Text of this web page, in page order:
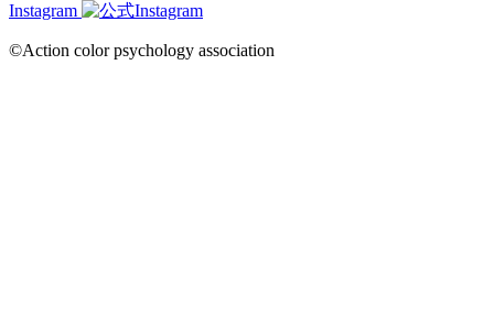
Instagram
©Action color psychology association